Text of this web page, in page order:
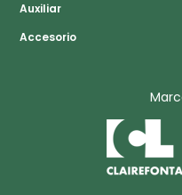
Auxiliar
Accesorio